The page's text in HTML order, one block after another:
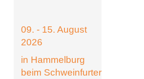
09. - 15. August
2026
in Hammelburg
beim Schweinfurter